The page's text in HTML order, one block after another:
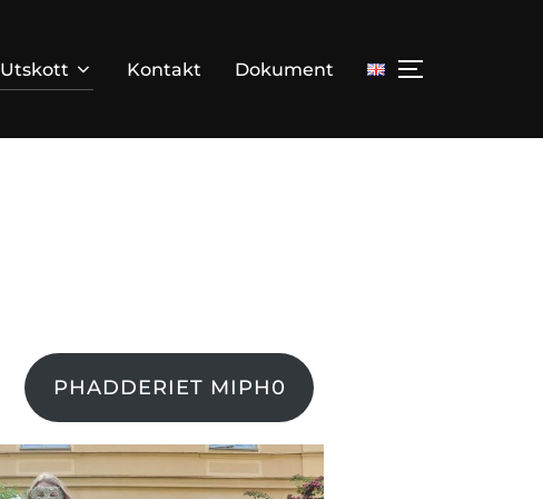
Utskott Kontakt Dokument SLÅ PÅ/AV
PHADDERIET MIPH0